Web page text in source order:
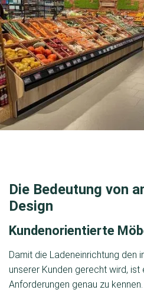
Die Bedeutung von
Design
Kundenorientierte
Damit die Ladeneinrichtung den
unserer Kunden gerecht wird, ist
Anforderungen genau zu